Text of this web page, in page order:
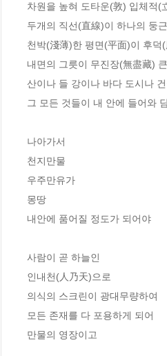
차원을 높혀 도타운(敦) 입체적(
두개의 직선(直線)이 하나의 둥
천박(淺薄)한 평면(平面)이 후덕
내면의 그릇이 무진장(無盡藏)
산이나 들 강이나 바다 도시나
그 모든 것들이 내 안에 들어와
나아가서
천지만물
우주만유가
몽땅
내안에 품어질 정도가 되어야
사람이 곧 하늘인
인내천(人乃天)으로
의식의 스크린이 광대무량하여
모든 존재를 다 포용하게 되어
만물의 영장이고